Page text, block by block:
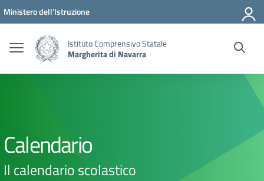
Vai ai contenuti
Vai al menu di navigazione
Vai al footer
Ministero dell'Istruzione
Istituto Comprensivo Statale
Margherita di Navarra
Calendario
Il calendario scolastico